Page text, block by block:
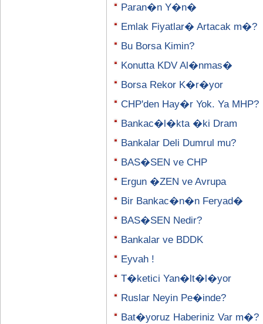
Paran�n Y�n�
Emlak Fiyatlar� Artacak m�?
Bu Borsa Kimin?
Konutta KDV Al�nmas�
Borsa Rekor K�r�yor
CHP'den Hay�r Yok. Ya MHP?
Bankac�l�kta �ki Dram
Bankalar Deli Dumrul mu?
BAS�SEN ve CHP
Ergun �ZEN ve Avrupa
Bir Bankac�n�n Feryad�
BAS�SEN Nedir?
Bankalar ve BDDK
Eyvah !
T�ketici Yan�lt�l�yor
Ruslar Neyin Pe�inde?
Bat�yoruz Haberiniz Var m�?